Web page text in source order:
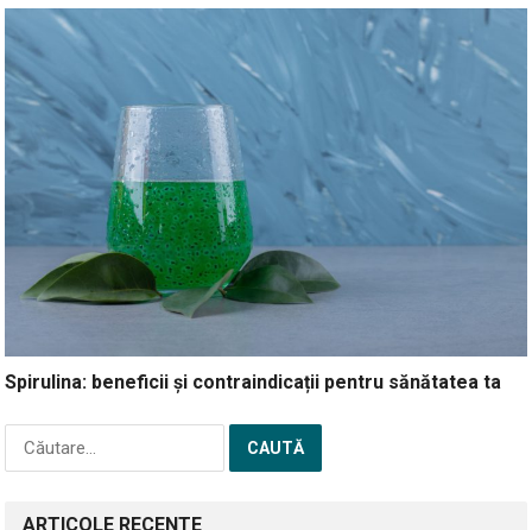
Spirulina: beneficii și contraindicații pentru sănătatea ta
după:
ARTICOLE RECENTE